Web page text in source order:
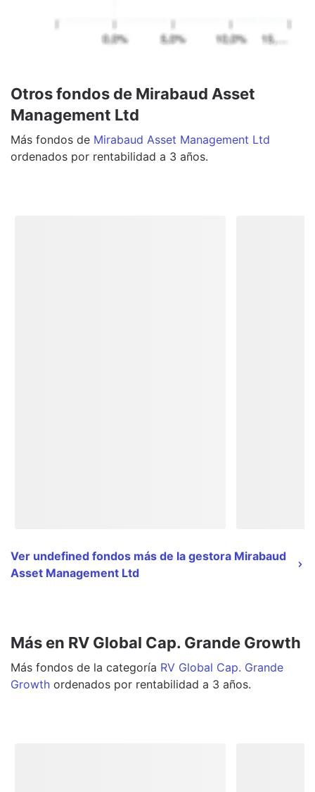
Otros fondos de Mirabaud Asset
Management Ltd
Más fondos de Mirabaud Asset Management Ltd
ordenados por rentabilidad a 3 años.
Ver undefined fondos más de la gestora Mirabaud
Asset Management Ltd
Más en RV Global Cap. Grande Growth
Más fondos de la categoría RV Global Cap. Grande
Growth ordenados por rentabilidad a 3 años.